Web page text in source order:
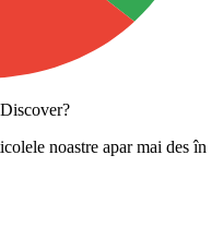
noastre apar mai des în